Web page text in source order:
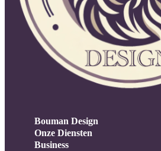
Bouman Design
Onze Diensten
Business